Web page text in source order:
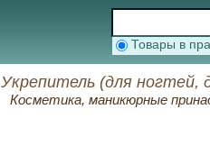
Товары в
Укрепитель (для ногтей,
Косметика, маникюрные